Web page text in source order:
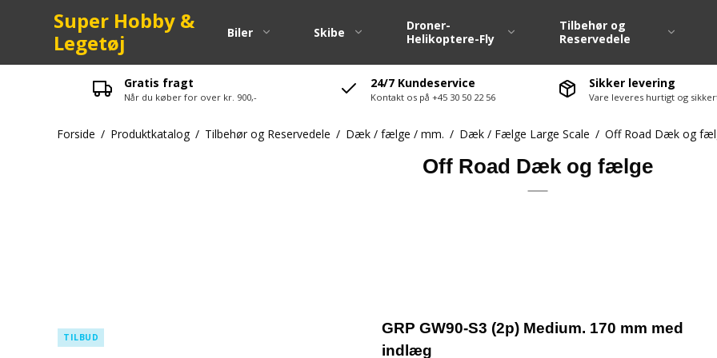
Super Hobby &
Legetøj
Biler Skibe
Droner-
Helikoptere-Fly
Tilbehør og
Reservedele
Kuglelejer
Zenoah Reservedele
Dæk / Fælge Large Scale
Dækvarmere 1:10
Hjulsæt M-Chassis
Fartregulatore (
Servo / Servohorn
Ledninger / Stik
Gratis fragt
Når du køber for over kr. 900,-
24/7 Kundeservice
Kontakt os på +45 30 50 22 56
Sikker levering
Vare leveres hurtigt og
Forside / Produktkatalog / Tilbehør og Reservedele / Dæk / fælge / mm. / Dæk / Fælge Large Scale / Off Road Dæk og
Off Road Dæk og fælge
TILBUD
GRP GW90-S3 (2p) Medium. 170 mm med
indlæg